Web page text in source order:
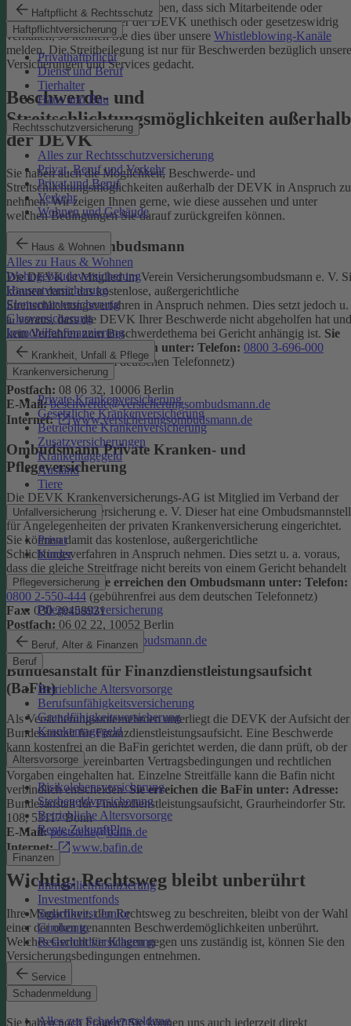
Haftpflicht & Rechtsschutz
Haftpflichtversicherung
Privathaftpflicht
Dienst und Beruf
Tierhalter
Haus und Bau
Rechtsschutzversicherung
Alles zur Rechtsschutzversicherung
Privat, Beruf und Verkehr
Privat und Beruf
Verkehr
Wohnen und Gebäude
Haus & Wohnen
Alles zu Haus & Wohnen
Wohngebäudeversicherung
Hausratversicherung
Elementarversicherung
Glasversicherung
Immobilienfinanzierung
Krankheit, Unfall & Pflege
Krankenversicherung
Private Krankenversicherung
Gesetzliche Krankenversicherung
Betriebliche Krankenversicherung
Zusatzversicherungen
Krankentagegeld
Ausland
Tiere
Unfallversicherung
Privat
Kinder
Pflegeversicherung
Pflegezusatzversicherung
Beruf, Alter & Finanzen
Beruf
Betriebliche Altersvorsorge
Berufsunfähigkeitsversicherung
Grundfähigkeitsversicherung
Krankentagegeld
Altersvorsorge
Risikolebensversicherung
Sterbegeldversicherung
Betriebliche Altersvorsorge
Rente ZukunftPlus
Finanzen
Immobilienfinanzierung
Investmentfonds
SmartInvest Junior
Girokonto
Restschuldversicherung
Service
Schadenmeldung
Alles zur Schadenmeldung
Wenn Sie Kenntnis darüber haben, dass sich Mitarbeitende oder
Partnerinnen und Partner der DEVK unethisch oder gesetzeswidrig
verhalten, so können Sie dies über unsere Whistleblowing-Kanäle
melden. Die Streitbeilegung ist nur für Beschwerden bezüglich
Versicherungen und Services gedacht.
Beschwerde- und
Streitschlichtungsmöglichkeiten außerhalb
der DEVK
Sie haben auch die Möglichkeit, Beschwerde- und
Streitschlichtungsmöglichkeiten außerhalb der DEVK in Anspruch zu
nehmen. Wir zeigen Ihnen gerne, wie diese aussehen und unter
welchen Bedingungen Sie darauf zurückgreifen können.
Versicherungsombudsmann
Die DEVK ist Mitglied im Verein Versicherungsombudsmann e. V.
können damit das kostenlose, außergerichtliche
Streitschlichtungsverfahren in Anspruch nehmen. Dies setzt jedoch u.
a. voraus, dass die DEVK Ihrer Beschwerde nicht abgeholfen hat und
kein Verfahren zum Beschwerdethema bei Gericht anhängig ist. Sie
erreichen den Ombudsmann unter: Telefon: 0800 3-696-000
(gebührenfrei aus dem deutschen Telefonnetz)
Fax:0800 3-699-000
Postfach: 08 06 32, 10006 Berlin
E-Mail:beschwerde@versicherungsombudsmann.de
Internet:
www.versicherungsombudsmann.de
Ombudsmann Private Kranken- und
Pflegeversicherung
Die DEVK Krankenversicherungs-AG ist Mitglied im Verband der
privaten Krankenversicherung e. V. Dieser hat eine
für Angelegenheiten der privaten Krankenversicherung eingerichtet.
Sie können damit das kostenlose, außergerichtliche
Schlichtungsverfahren in Anspruch nehmen. Dies setzt u. a. voraus,
dass die gleiche Streitfrage nicht bereits von einem Gericht behandelt
wird oder wurde.Sie erreichen den Ombudsmann unter: Telefon:
0800 2-550-444 (gebührenfrei aus dem deutschen Telefonnetz)
Fax: 030 20458931
Postfach: 06 02 22, 10052 Berlin
Internet:
www.pkv-ombudsmann.de
Bundesanstalt für Finanzdienstleistungsaufsicht
(BaFin)
Als Versicherungsunternehmen unterliegt die DEVK der Aufsicht der
Bundesanstalt für Finanzdienstleistungsaufsicht. Eine Beschwerde
kann kostenfrei an die BaFin gerichtet werden, die dann prüft, ob der
Versicherer die vereinbarten Vertragsbedingungen und rechtlichen
Vorgaben eingehalten hat. Einzelne Streitfälle kann die Bafin nicht
verbindlich entscheiden.Sie erreichen die BaFin unter: Adresse:
Bundesanstalt für Finanzdienstleistungsaufsicht, Graurheindorfer Str.
108, 53117 Bonn
E-Mail: poststelle@bafin.de
Internet:
www.bafin.de
Wichtig: Rechtsweg bleibt unberührt
Ihre Möglichkeit, den Rechtsweg zu beschreiten, bleibt von der Wahl
einer der oben genannten Beschwerdemöglichkeiten unberührt.
Welches Gericht für Klagen gegen uns zuständig ist, können Sie den
Versicherungsbedingungen entnehmen.
Kontakt
Sie haben noch Fragen? Sie können uns auch jederzeit direkt